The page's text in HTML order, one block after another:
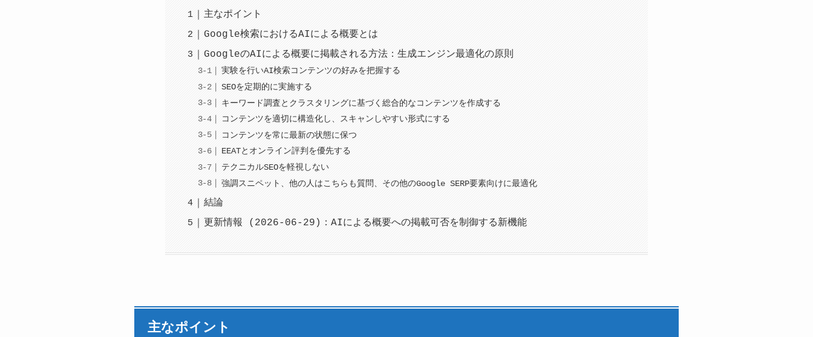
主なポイント
Google検索におけるAIによる概要とは
GoogleのAIによる概要に掲載される方法：生成エンジン最適化の原則
実験を行いAI検索コンテンツの好みを把握する
SEOを定期的に実施する
キーワード調査とクラスタリングに基づく総合的なコンテンツを作成する
コンテンツを適切に構造化し、スキャンしやすい形式にする
コンテンツを常に最新の状態に保つ
EEATとオンライン評判を優先する
テクニカルSEOを軽視しない
強調スニペット、他の人はこちらも質問、その他のGoogle SERP要素向けに最適化
結論
更新情報 (2026-06-29)：AIによる概要への掲載可否を制御する新機能
主なポイント